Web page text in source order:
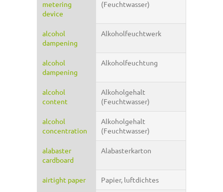
metering
device
(Feuchtwasser)
alcohol
dampening
Alkoholfeuchtwerk
alcohol
dampening
Alkoholfeuchtung
alcohol
content
Alkoholgehalt
(Feuchtwasser)
alcohol
concentration
Alkoholgehalt
(Feuchtwasser)
alabaster
cardboard
Alabasterkarton
airtight paper Papier, luftdichtes